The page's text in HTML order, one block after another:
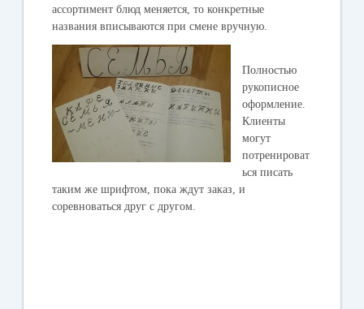
ассортимент блюд меняется, то конкретные
названия вписываются при смене вручную.
Полностью
рукописное
оформление.
Клиенты
могут
потренироват
ься писать
таким же шрифтом, пока ждут заказ, и
соревноваться друг с другом.